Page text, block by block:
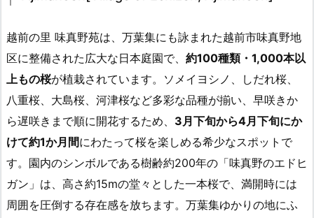
越前の里 味真野苑は、万葉集にも詠まれた越前市味真野地
区に整備された広大な日本庭園で、 約100種類・1,000本以
上もの桜が植栽されています。ソメイヨシノ、しだれ桜、
八重桜、大島桜、河津桜など多彩な品種が揃い、早咲きか
ら遅咲きまで順に開花するため、 3月下旬から4月下旬にか
けて約1か月間にわたって桜を楽しめる希少なスポットで
す。園内のシンボルである樹齢約200年の「味真野のエドヒ
ガン」は、高さ約15mの堂々とした一本桜で、満開時には
周囲を圧倒する存在感を放ちます。万葉集ゆかりの地にふ